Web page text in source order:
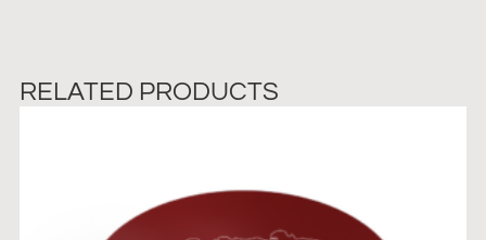
RELATED PRODUCTS